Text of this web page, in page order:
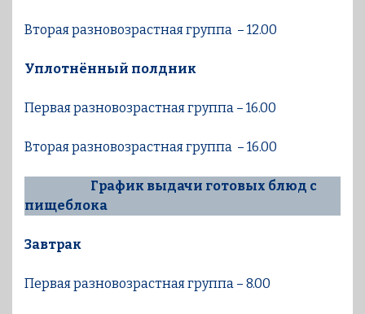
Вторая разновозрастная группа – 12.00
Уплотнённый полдник
Первая разновозрастная группа – 16.00
Вторая разновозрастная группа – 16.00
График выдачи готовых блюд с
пищеблока
Завтрак
Первая разновозрастная группа – 8.00